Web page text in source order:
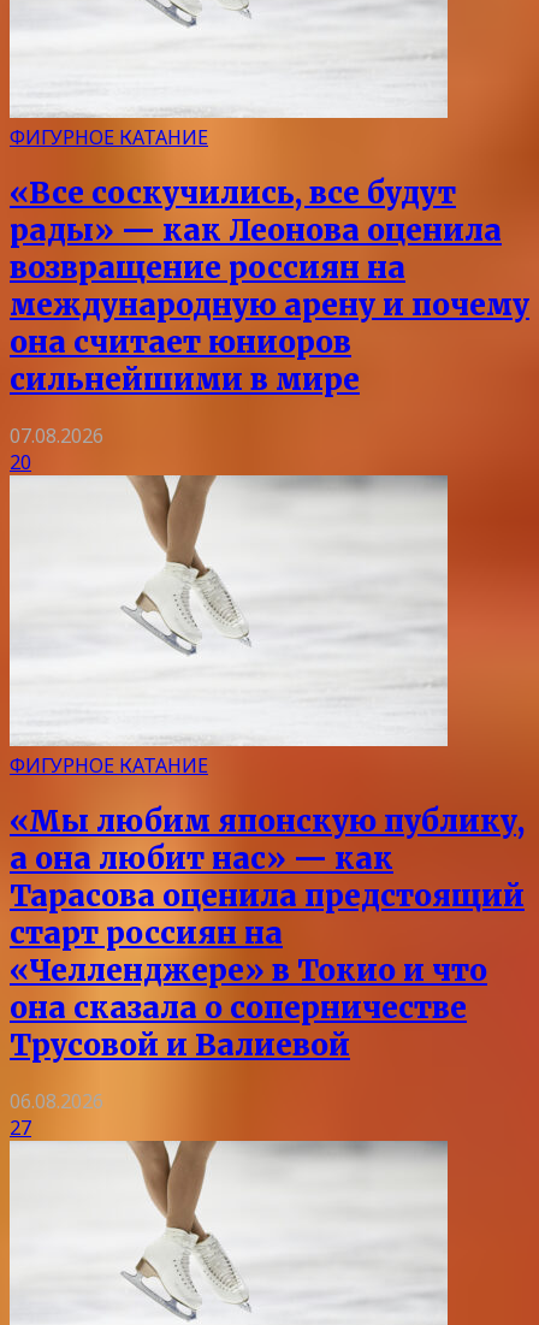
ФИГУРНОЕ КАТАНИЕ
«Все соскучились, все будут
рады» — как Леонова оценила
возвращение россиян на
международную арену и почему
она считает юниоров
сильнейшими в мире
07.08.2026
20
ФИГУРНОЕ КАТАНИЕ
«Мы любим японскую публику,
а она любит нас» — как
Тарасова оценила предстоящий
старт россиян на
«Челленджере» в Токио и что
она сказала о соперничестве
Трусовой и Валиевой
06.08.2026
27